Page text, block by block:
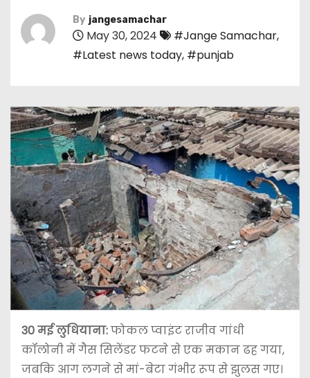
By jangesamachar
May 30, 2024 #Jange Samachar,
#Latest news today, #punjab
30 मईलुधियाना:फोकल प्वाइंट राजीव गांधी
कॉलोनी में गैस सिलेंडर फटने से एक मकान ढह गया,
जबकि आग लगने से मां-बेटा गंभीर रूप से झुलस गए।